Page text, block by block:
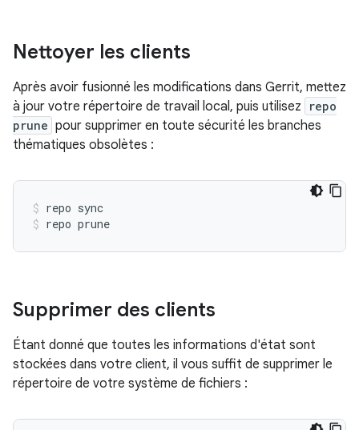
Nettoyer les clients
Après avoir fusionné les modifications dans Gerrit, mettez
à jour votre répertoire de travail local, puis utilisez
repo
prune pour supprimer en toute sécurité les branches
thématiques obsolètes :
repo sync
repo prune
Supprimer des clients
Étant donné que toutes les informations d'état sont
stockées dans votre client, il vous suffit de supprimer le
répertoire de votre système de fichiers :